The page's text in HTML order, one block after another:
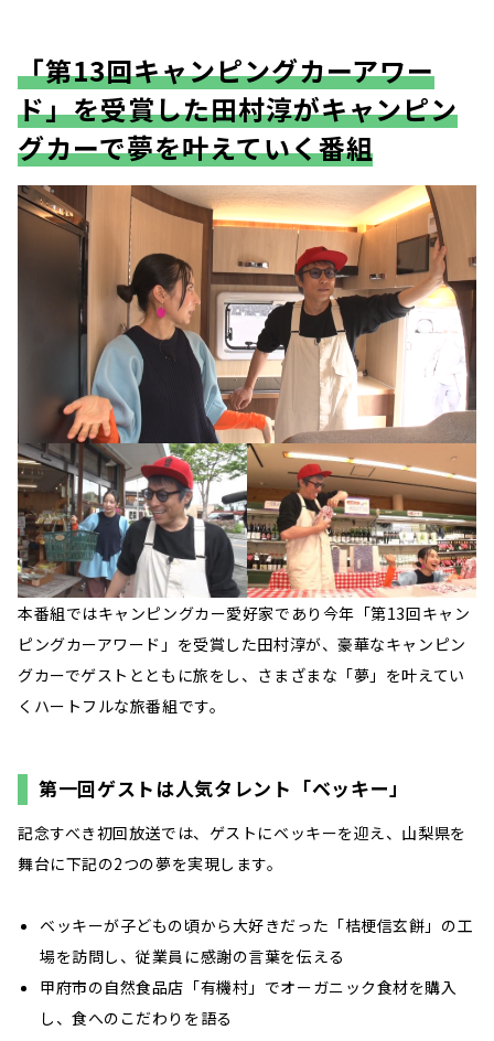
「第13回キャンピングカーアワー
ド」を受賞した田村淳がキャンピン
グカーで夢を叶えていく番組
本番組ではキャンピングカー愛好家であり今年「第13回キャン
ピングカーアワード」を受賞した田村淳が、豪華なキャンピン
グカーでゲストとともに旅をし、さまざまな「夢」を叶えてい
くハートフルな旅番組です。
第一回ゲストは人気タレント「ベッキー」
記念すべき初回放送では、ゲストにベッキーを迎え、山梨県を
舞台に下記の2つの夢を実現します。
ベッキーが子どもの頃から大好きだった「桔梗信玄餅」の工
場を訪問し、従業員に感謝の言葉を伝える
甲府市の自然食品店「有機村」でオーガニック食材を購入
し、食へのこだわりを語る